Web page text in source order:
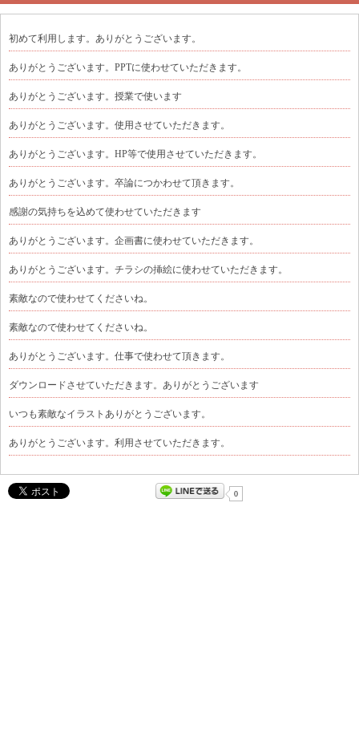
初めて利用します。ありがとうございます。
ありがとうございます。PPTに使わせていただきます。
ありがとうございます。授業で使います
ありがとうございます。使用させていただきます。
ありがとうございます。HP等で使用させていただきます。
ありがとうございます。卒論につかわせて頂きます。
感謝の気持ちを込めて使わせていただきます
ありがとうございます。企画書に使わせていただきます。
ありがとうございます。チラシの挿絵に使わせていただきます。
素敵なので使わせてくださいね。
素敵なので使わせてくださいね。
ありがとうございます。仕事で使わせて頂きます。
ダウンロードさせていただきます。ありがとうございます
いつも素敵なイラストありがとうございます。
ありがとうございます。利用させていただきます。
0